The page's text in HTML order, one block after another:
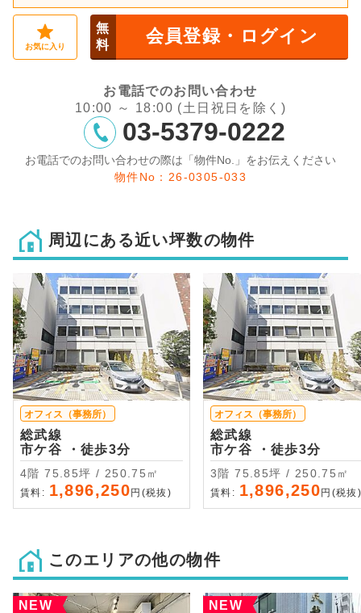
お気に入り
無
料
会員登録・ログイン
お電話でのお問い合わせ
10:00 ～ 18:00 (土日祝日を除く)
03-5379-0222
お電話でのお問い合わせの際は「物件No.」をお伝えください
物件No：26-0305-033
周辺にある近い坪数の物件
オフィス（事務所）
総武線
市ケ谷 ・徒歩3分
4階 75.85坪 / 250.75㎡
賃料: 1,896,250 円(税抜)
オフィス（事務所）
総武線
市ケ谷 ・徒歩3分
3階 75.85坪 / 250.75㎡
賃料: 1,896,250 円(税抜
このエリアの他の物件
NEW NEW